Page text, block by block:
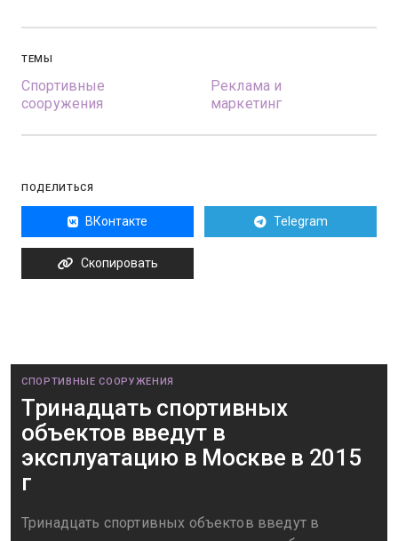
ТЕМЫ
Спортивные
сооружения
Реклама и
маркетинг
ПОДЕЛИТЬСЯ
ВКонтакте Telegram
Скопировать
СПОРТИВНЫЕ СООРУЖЕНИЯ
Тринадцать спортивных
объектов введут в
эксплуатацию в Москве в 2015
г
Тринадцать спортивных объектов введут в